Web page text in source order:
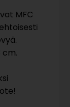
MFC
cm.